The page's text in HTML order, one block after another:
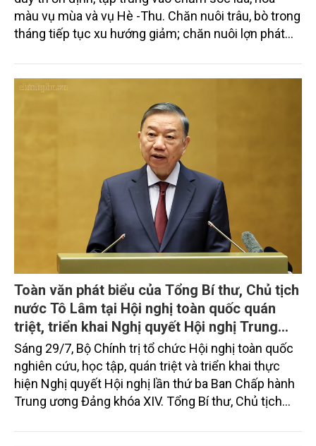
Tình hình sản xuất nông, lâm nghiệp và thủy
sản tháng Bảy và 7 tháng năm 2026
Sản xuất nông, lâm nghiệp và thủy sản tháng Bảy
duy trì ổn định, tập trung vào chăm sóc lúa, hoa
màu vụ mùa và vụ Hè -Thu. Chăn nuôi trâu, bò trong
tháng tiếp tục xu hướng giảm; chăn nuôi lợn phát
triển ổn định; chăn nuôi gia cầm duy trì đà tăng
trưởng khá. Diện tích rừng trồng mới và sản lượng
thủy sản đều tăng nhẹ.